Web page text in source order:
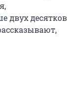
двух десятков